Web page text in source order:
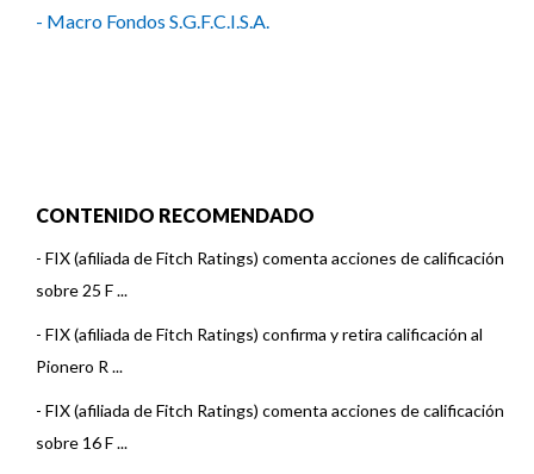
- Macro Fondos S.G.F.C.I.S.A.
CONTENIDO RECOMENDADO
- FIX (afiliada de Fitch Ratings) comenta acciones de calificación
sobre 25 F ...
- FIX (afiliada de Fitch Ratings) confirma y retira calificación al
Pionero R ...
- FIX (afiliada de Fitch Ratings) comenta acciones de calificación
sobre 16 F ...